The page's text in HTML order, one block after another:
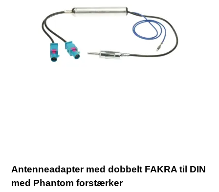
Antenneadapter med dobbelt FAKRA til DIN
med Phantom forstærker